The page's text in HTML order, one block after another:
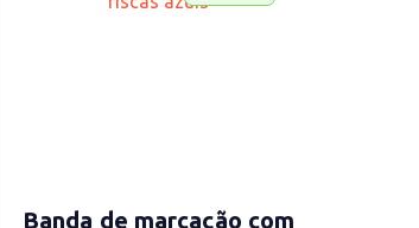
Banda de marcação com